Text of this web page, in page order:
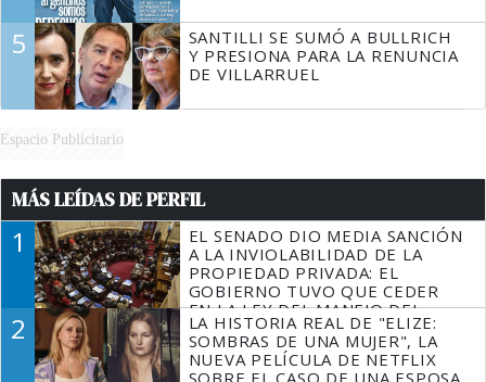
5
SANTILLI SE SUMÓ A BULLRICH
Y PRESIONA PARA LA RENUNCIA
DE VILLARRUEL
Espacio Publicitario
MÁS LEÍDAS DE PERFIL
1
EL SENADO DIO MEDIA SANCIÓN
A LA INVIOLABILIDAD DE LA
PROPIEDAD PRIVADA: EL
GOBIERNO TUVO QUE CEDER
EN LA LEY DEL MANEJO DEL
FUEGO
2
LA HISTORIA REAL DE "ELIZE:
SOMBRAS DE UNA MUJER", LA
NUEVA PELÍCULA DE NETFLIX